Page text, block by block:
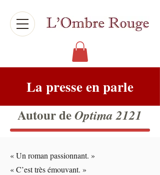
La presse en parle
Autour deOptima 2121
« Un roman passionnant. »
« C’est très émouvant. »